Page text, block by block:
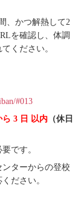
、かつ解熱して2
を確認し、体調
ください。
#013
ら 3 日 以内 （休日
です。
ターからの登校
ださい。